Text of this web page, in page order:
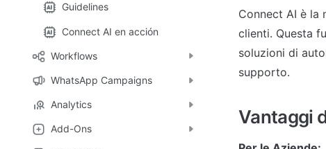
Guidelines
Connect AI en acción
Workflows
WhatsApp Campaigns
Analytics
Add-Ons
Connect AI è la
clienti. Questa
soluzioni di
supporto.
Vantaggi